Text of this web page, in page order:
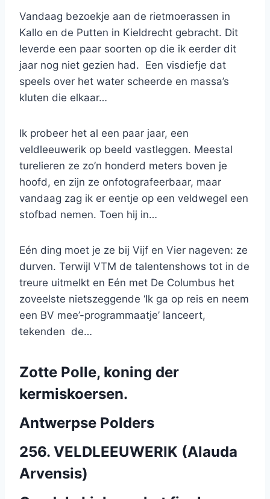
Vandaag bezoekje aan de rietmoerassen in
Kallo en de Putten in Kieldrecht gebracht. Dit
leverde een paar soorten op die ik eerder dit
jaar nog niet gezien had. Een visdiefje dat
speels over het water scheerde en massa’s
kluten die elkaar…
Ik probeer het al een paar jaar, een
veldleeuwerik op beeld vastleggen. Meestal
turelieren ze zo’n honderd meters boven je
hoofd, en zijn ze onfotografeerbaar, maar
vandaag zag ik er eentje op een veldwegel een
stofbad nemen. Toen hij in…
Eén ding moet je ze bij Vijf en Vier nageven: ze
durven. Terwijl VTM de talentenshows tot in de
treure uitmelkt en Eén met De Columbus het
zoveelste nietszeggende ‘Ik ga op reis en neem
een BV mee’-programmaatje’ lanceert,
tekenden de…
Zotte Polle, koning der
kermiskoersen.
Antwerpse Polders
256. VELDLEEUWERIK (Alauda
Arvensis)